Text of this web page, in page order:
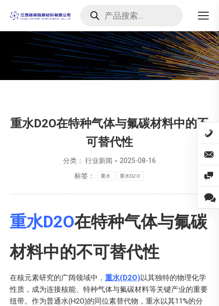
search
您在这里：
重水D2O在特种气体与氟碳材料中的不
可替代性
分类： 行业新闻
2025-08-16
标签：
重水 重水D2O
重水D2O在特种气体与氟碳
材料中的不可替代性
在核元素研究的广阔领域中， 重水(D2O)以其独特的物理化学
性质，成为连接核能、特种气体与氟碳材料等关键产业的重要
纽带。作为普通水(H2O)的同位素替代物，重水以其11%的分